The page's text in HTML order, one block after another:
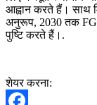
आह्वान करते हैं। साथ
अनुरूप, 2030 तक
पुष्टि करते हैं।.
शेयर करना: